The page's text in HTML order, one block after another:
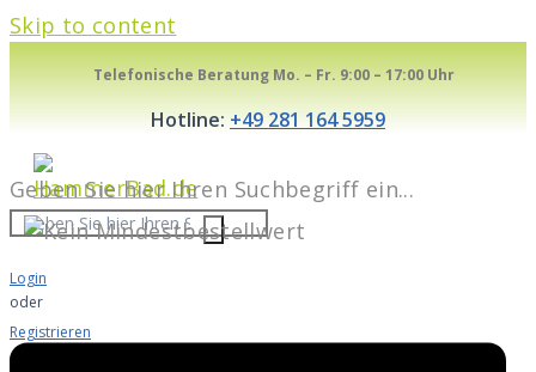
Skip to content
Telefonische Beratung Mo. – Fr. 9:00 – 17:00 Uhr
Hotline:+49 281 164 5959
Geben Sie hier Ihren Suchbegriff ein...
Login
oder
Registrieren
Warenkorb